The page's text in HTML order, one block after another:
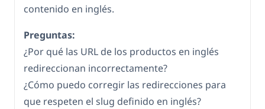
contenido en inglés.
Preguntas:
¿Por qué las URL de los productos en inglés
redireccionan incorrectamente?
¿Cómo puedo corregir las redirecciones para
que respeten el slug definido en inglés?